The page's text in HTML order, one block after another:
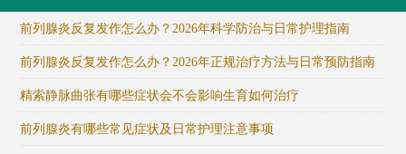
前列腺炎反复发作怎么办？2026年科学防治与日常护理指南
前列腺炎反复发作怎么办？2026年正规治疗方法与日常预防指南
精索静脉曲张有哪些症状会不会影响生育如何治疗
前列腺炎有哪些常见症状及日常护理注意事项